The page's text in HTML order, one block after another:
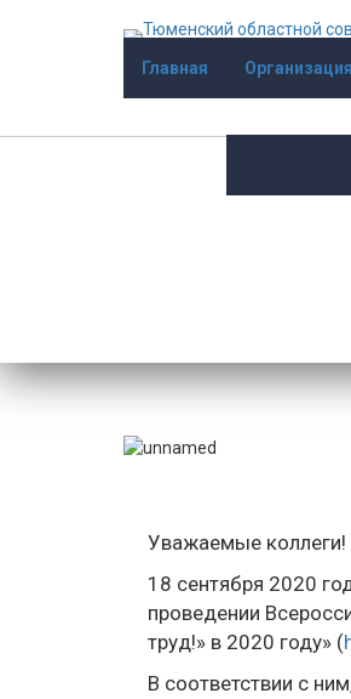
Главная Организация
Уважаемые коллеги!
18 сентября 2020
проведении
труд!» в 2020 году» (
В соответствии с